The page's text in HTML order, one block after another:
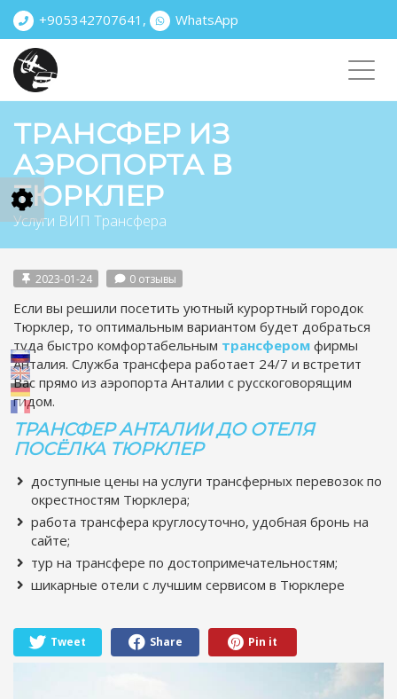
+905342707641 , WhatsApp
ТРАНСФЕР ИЗ
АЭРОПОРТА В
ТЮРКЛЕР
Услуги ВИП Трансфера
2023-01-24 0 отзывы
Если вы решили посетить уютный курортный городок
Тюрклер, то оптимальным вариантом будет добраться
туда быстро комфортабельным трансфером фирмы
Анталия. Служба трансфера работает 24/7 и встретит
Вас прямо из аэропорта Анталии с русскоговорящим
гидом.
ТРАНСФЕР АНТАЛИИ ДО ОТЕЛЯ
ПОСЁЛКА ТЮРКЛЕР
доступные цены на услуги трансферных перевозок по
окрестностям Тюрклера;
работа трансфера круглосуточно, удобная бронь на
сайте;
тур на трансфере по достопримечательностям;
шикарные отели с лучшим сервисом в Тюрклере
Tweet Share Pin it